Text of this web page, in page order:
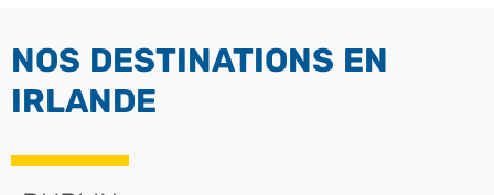
NOS DESTINATIONS EN
IRLANDE